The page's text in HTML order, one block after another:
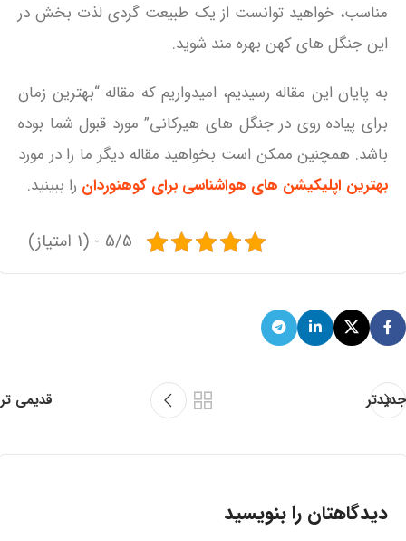
مناسب، خواهید توانست از یک طبیعت‌ گردی لذت‌ بخش در
این جنگل‌ های کهن بهره‌ مند شوید.
به پایان این مقاله رسیدیم، امیدواریم که مقاله “بهترین زمان
برای پیاده روی در جنگل‌ های هیرکانی” مورد قبول شما بوده
باشد. همچنین ممکن است بخواهید مقاله دیگر ما را در مورد
بهترین اپلیکیشن‌ های هواشناسی برای کوهنوردان را ببینید.
5/5 - (1 امتیاز)
جدیدتر قدیمی تر
دیدگاهتان را بنویسید